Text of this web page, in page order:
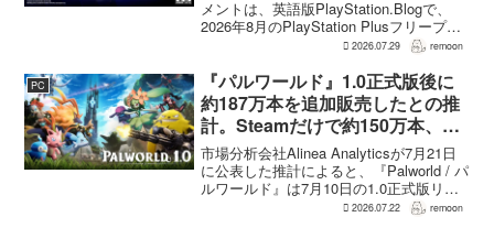
メントは、英語版PlayStation.Blogで、
2026年8月のPlayStation Plusフリープレ
イとして『Dying Light 2 Stay Human:
2026.07.29 remoon
PC
『パルワールド』1.0正式版後に
約187万本を追加販売したとの推
計。Steamだけで約150万本、累
計3050万本規模
市場分析会社Alinea Analyticsが7月21日
に公表した推計によると、『Palworld / パ
ルワールド』は7月10日の1.0正式版リリ
ース後、Steamで約150万本、PS5で約30
2026.07.22 remoon